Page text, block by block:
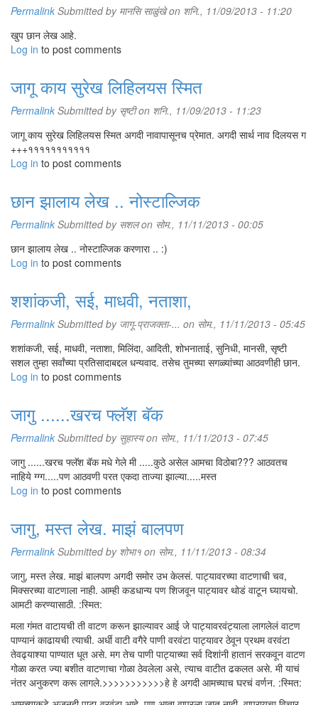
Permalink Submitted by मानसि साळुंखेon शनि., 11/09/2013 - 11:20
खुप छान लेख आहे.
Log in to post comments
जागू काय सुरेख लिहिलयस स्मित
Permalink Submitted by सृष्टीon शनि., 11/09/2013 - 11:23
जागू काय सुरेख लिहिलयस स्मित अगदी नावापासूनच प्रेमात. अगदी सार्थ नाव दिलयस ग
+++१११११११११११
Log in to post comments
छान झालाय लेख .. नोस्टाल्जिक
Permalink Submitted by सशलon सोम., 11/11/2013 - 00:05
छान झालाय लेख .. नोस्टाल्जिक करणारा .. :)
Log in to post comments
शशांकजी, सई, माधवी, नताशा,
Permalink Submitted by जागू-प्राजक्ता-... on सोम., 11/11/2013 - 05:45
शशांकजी, सई, माधवी, नताशा, मिलिंदा, आदिती, शोभनाताई, सुनिधी, मानसी, सृष्टी
सशल तुम्हा सर्वांच्या प्रतिसादाबद्दल धन्यवाद. तसेच तुमच्या सगळ्यांच्या आठवणीही छान.
Log in to post comments
जागु ......खरच फ्लॅश बॅक
Permalink Submitted by सुहास्यon सोम., 11/11/2013 - 07:45
जागु ......खरच फ्लॅश बॅक मधे गेले मी .....कुठे असेल आमचा विठोबा??? आठवतच
नाहिये ग्ग्ग.....पण आठवणी परत एकदा ताज्या झाल्या.....मस्त
Log in to post comments
जागु, मस्त लेख. माझं बालपण
Permalink Submitted by शोभा१ on सोम., 11/11/2013 - 08:34
जागु, मस्त लेख. माझं बालपण अगदी समोर उभ केलसं. पाट्यावरच्या वाटणाची चव,
मिक्सरच्या वाटणाला नाही. आम्ही कडधान्य पण शिजवून पाट्यावर थोडं वाटून घ्यायचो.
आमटी करण्यासाठी. :स्मित:
मला गंमत वाटायची ती वाटण करून झाल्यावर आई जे पाट्यावरवंट्याला लागलेलं वाटण
पाण्यानं काढायची त्याची. अर्धी वाटी वगैरे पाणी वरवंटा पाट्यावर ठेवून प्रथम वरवंटा
तेवढ्याश्या पाण्यात धूत असे. मग तेच पाणी पाट्याच्या सर्व दिशांनी हातानं सरकवून वाटण
गोळा करत ज्या बशीत वाटणाचा गोळा ठेवलेला असे, त्याच वाटीत ढकलत असे. मी याचं
नंतर अनुकरण करू लागले.>>>>>>>>>>>हे हे अगदी आमच्याच घरचं वर्णन. :स्मित: